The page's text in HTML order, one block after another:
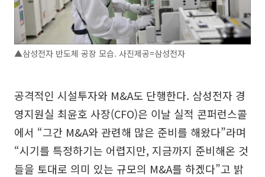
▲삼성전자 반도체 공장 모습. 사진제공=삼성전자
공격적인 시설투자와 M&A도 단행한다. 삼성전자 경
영지원실 최윤호 사장(CFO)은 이날 실적 콘퍼런스콜
에서 “그간 M&A와 관련해 많은 준비를 해왔다”라며
“시기를 특정하기는 어렵지만, 지금까지 준비해온 것
들을 토대로 의미 있는 규모의 M&A를 하겠다”고 밝